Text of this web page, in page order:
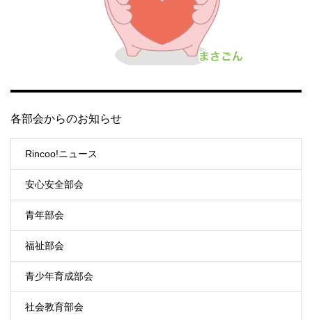
各部会からのお知らせ
Rincoo!ニュース
安心安全部会
青年部会
福祉部会
青少年育成部会
社会教育部会